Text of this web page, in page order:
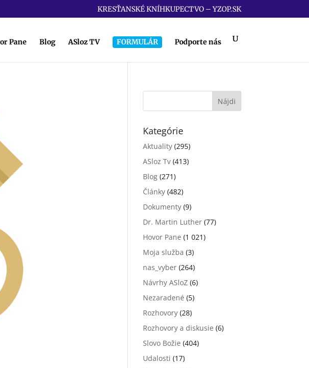
KRESŤANSKÉ KNÍHKUPECTVO – YZOP.SK
Pane Blog ASloz TV FORMULÁR Podporte nás
Kategórie
Aktuality (295)
ASloz Tv (413)
Blog (271)
Články (482)
Dokumenty (9)
Dr. Martin Luther (77)
Hovor Pane (1 021)
Moja služba (3)
nas_vyber (264)
Návrhy ASloZ (6)
Nezaradené (5)
Rozhovory (28)
Rozhovory a diskusie (6)
Slovo Božie (404)
Udalosti (17)